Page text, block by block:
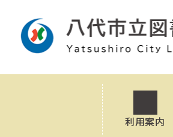
利用案内